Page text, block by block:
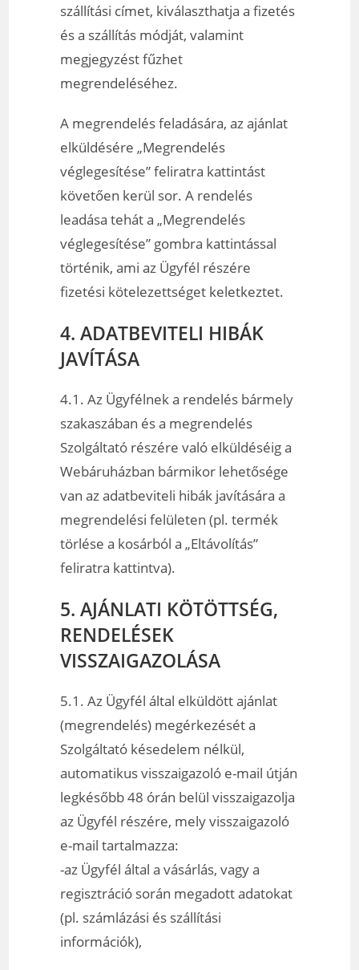
szállítási címet, kiválaszthatja a fizetés
és a szállítás módját, valamint
megjegyzést fűzhet
megrendeléséhez.
A megrendelés feladására, az ajánlat
elküldésére „Megrendelés
véglegesítése” feliratra kattintást
követően kerül sor. A rendelés
leadása tehát a „Megrendelés
véglegesítése” gombra kattintással
történik, ami az Ügyfél részére
fizetési kötelezettséget keletkeztet.
4. ADATBEVITELI HIBÁK
JAVÍTÁSA
4.1. Az Ügyfélnek a rendelés bármely
szakaszában és a megrendelés
Szolgáltató részére való elküldéséig a
Webáruházban bármikor lehetősége
van az adatbeviteli hibák javítására a
megrendelési felületen (pl. termék
törlése a kosárból a „Eltávolítás”
feliratra kattintva).
5. AJÁNLATI KÖTÖTTSÉG,
RENDELÉSEK
VISSZAIGAZOLÁSA
5.1. Az Ügyfél által elküldött ajánlat
(megrendelés) megérkezését a
Szolgáltató késedelem nélkül,
automatikus visszaigazoló e-mail útján
legkésőbb 48 órán belül visszaigazolja
az Ügyfél részére, mely visszaigazoló
e-mail tartalmazza:
-az Ügyfél által a vásárlás, vagy a
regisztráció során megadott adatokat
(pl. számlázási és szállítási
információk),